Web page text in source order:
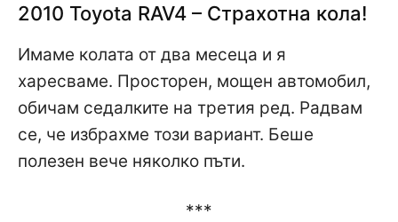
2010 Toyota RAV4 – Страхотна кола!
Имаме колата от два месеца и я
харесваме. Просторен, мощен автомобил,
обичам седалките на третия ред. Радвам
се, че избрахме този вариант. Беше
полезен вече няколко пъти.
***